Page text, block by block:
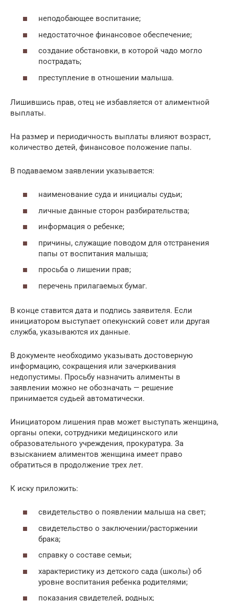
неподобающее воспитание;
недостаточное финансовое обеспечение;
создание обстановки, в которой чадо могло
пострадать;
преступление в отношении малыша.
Лишившись прав, отец не избавляется от алиментной
выплаты.
На размер и периодичность выплаты влияют возраст,
количество детей, финансовое положение папы.
В подаваемом заявлении указывается:
наименование суда и инициалы судьи;
личные данные сторон разбирательства;
информация о ребенке;
причины, служащие поводом для отстранения
папы от воспитания малыша;
просьба о лишении прав;
перечень прилагаемых бумаг.
В конце ставится дата и подпись заявителя. Если
инициатором выступает опекунский совет или другая
служба, указываются их данные.
В документе необходимо указывать достоверную
информацию, сокращения или зачеркивания
недопустимы. Просьбу назначить алименты в
заявлении можно не обозначать — решение
принимается судьей автоматически.
Инициатором лишения прав может выступать женщина,
органы опеки, сотрудники медицинского или
образовательного учреждения, прокуратура. За
взысканием алиментов женщина имеет право
обратиться в продолжение трех лет.
К иску приложить:
свидетельство о появлении малыша на свет;
свидетельство о заключении/расторжении
брака;
справку о составе семьи;
характеристику из детского сада (школы) об
уровне воспитания ребенка родителями;
показания свидетелей, родных;